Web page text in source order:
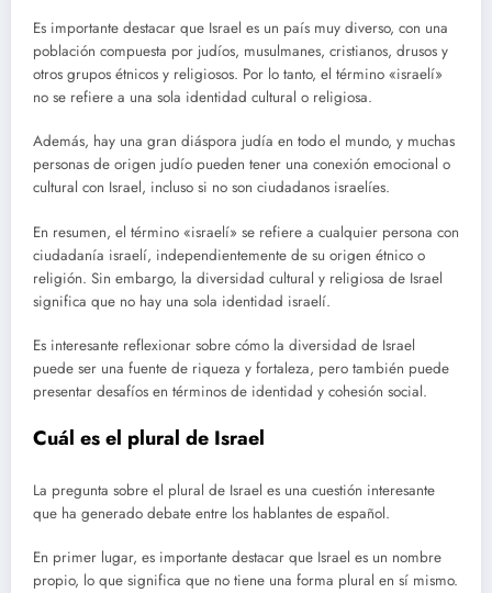
Es importante destacar que Israel es un país muy diverso, con una
población compuesta por judíos, musulmanes, cristianos, drusos y
otros grupos étnicos y religiosos. Por lo tanto, el término «israelí»
no se refiere a una sola identidad cultural o religiosa.
Además, hay una gran diáspora judía en todo el mundo, y muchas
personas de origen judío pueden tener una conexión emocional o
cultural con Israel, incluso si no son ciudadanos israelíes.
En resumen, el término «israelí» se refiere a cualquier persona con
ciudadanía israelí, independientemente de su origen étnico o
religión. Sin embargo, la diversidad cultural y religiosa de Israel
significa que no hay una sola identidad israelí.
Es interesante reflexionar sobre cómo la diversidad de Israel
puede ser una fuente de riqueza y fortaleza, pero también puede
presentar desafíos en términos de identidad y cohesión social.
Cuál es el plural de Israel
La pregunta sobre el plural de Israel es una cuestión interesante
que ha generado debate entre los hablantes de español.
En primer lugar, es importante destacar que Israel es un nombre
propio, lo que significa que no tiene una forma plural en sí mismo.